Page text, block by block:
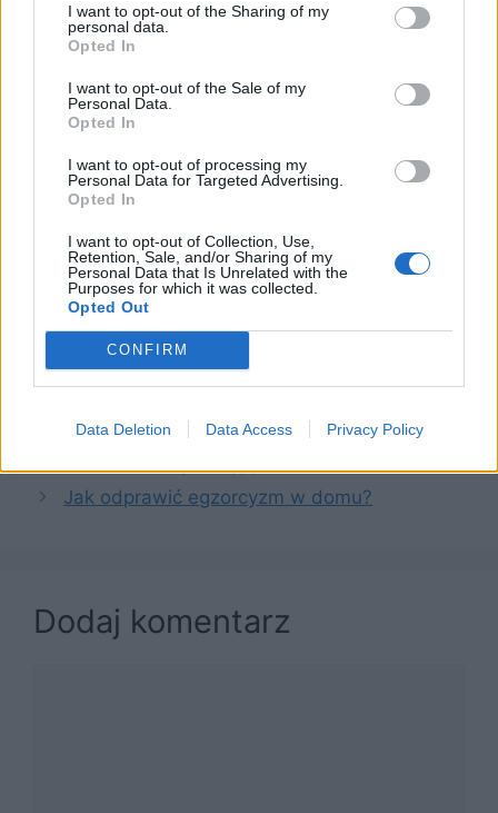
I want to opt-out of the Sharing of my
personal data.
Opted In
I want to opt-out of the Sale of my
Personal Data.
Opted In
I want to opt-out of processing my
Personal Data for Targeted Advertising.
Opted In
I want to opt-out of Collection, Use,
Retention, Sale, and/or Sharing of my
Personal Data that Is Unrelated with the
Purposes for which it was collected.
Opted Out
CONFIRM
Data Deletion Data Access Privacy Policy
mnie opuściły raz na zawsze i by poszły do
piekła wieczystego, związane przez św. Michała
Archanioła, św. Gabriela, św. Rafała, przez
naszych Aniołów Stróżów, zmiażdżone piętą
Najświętszej Dziewicy Niepokalanej.
Powiązane wpisy:
Modlitwa o odzyskanie zgubionych lub
skradzionych rzeczy do św. Antoniego
Anioł Pański
Wyznanie wiary (Credo)
Kategorie
Modlitwa o miłość konkretnej osoby. Czy
Jak odprawić egzorcyzm w domu?
Dodaj komentarz